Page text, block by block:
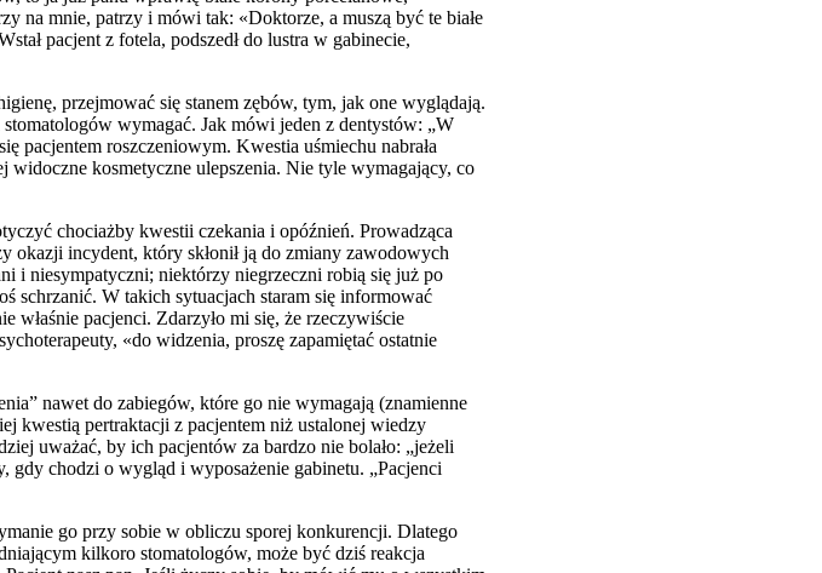
na mnie, patrzy i mówi tak: «Doktorze, a muszą być te białe
pacjent z fotela, podszedł do lustra w gabinecie,
przejmować się stanem zębów, tym, jak one wyglądają.
wymagać. Jak mówi jeden z dentystów: „W
pacjentem roszczeniowym. Kwestia uśmiechu nabrała
kosmetyczne ulepszenia. Nie tyle wymagający, co
chociażby kwestii czekania i opóźnień. Prowadząca
okazji incydent, który skłonił ją do zmiany zawodowych
i niesympatyczni; niektórzy niegrzeczni robią się już po
schrzanić. W takich sytuacjach staram się informować
właśnie pacjenci. Zdarzyło mi się, że rzeczywiście
«do widzenia, proszę zapamiętać ostatnie
nawet do zabiegów, które go nie wymagają (znamienne
kwestią pertraktacji z pacjentem niż ustalonej wiedzy
uważać, by ich pacjentów za bardzo nie bolało: „jeżeli
gdy chodzi o wygląd i wyposażenie gabinetu. „Pacjenci
go przy sobie w obliczu sporej konkurencji. Dlatego
kilkoro stomatologów, może być dziś reakcja